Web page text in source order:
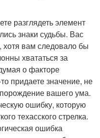
разглядеть элемент
знаки судьбы. Вас
вам следовало бы
хвататься за
о факторе
придаете значение, не
вашего ума.
ошибку, которую
техасского стрелка.
ошибка